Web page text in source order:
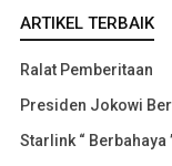
ARTIKEL TERBAIK
Ralat Pemberitaan
Presiden Jokowi
Starlink “ Berbahaya